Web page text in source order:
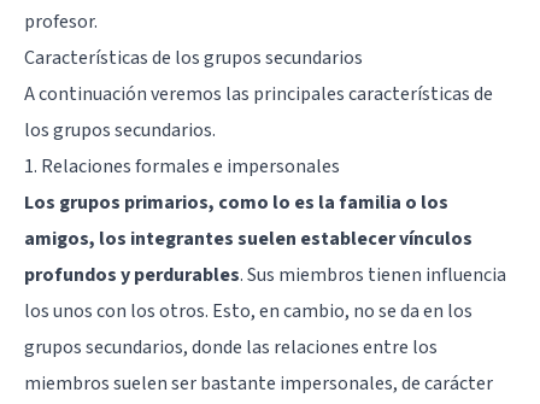
profesor.
Características de los grupos secundarios
A continuación veremos las principales características de
los grupos secundarios.
1. Relaciones formales e impersonales
Los grupos primarios, como lo es la familia o los
amigos, los integrantes suelen establecer vínculos
profundos y perdurables. Sus miembros tienen influencia
los unos con los otros. Esto, en cambio, no se da en los
grupos secundarios, donde las relaciones entre los
miembros suelen ser bastante impersonales, de carácter